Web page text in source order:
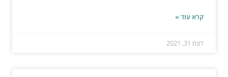
קרא עוד »
דצמ 31, 2021